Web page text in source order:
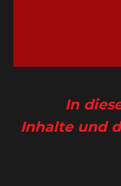
In
Inhalte und